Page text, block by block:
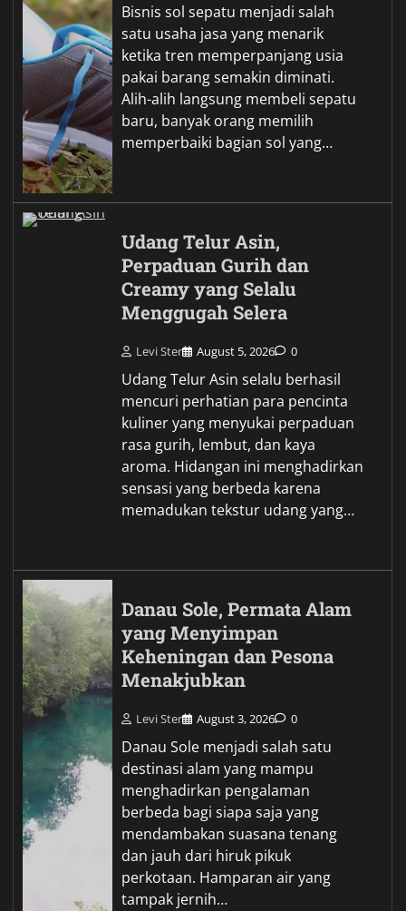
Bisnis sol sepatu menjadi salah
satu usaha jasa yang menarik
ketika tren memperpanjang usia
pakai barang semakin diminati.
Alih-alih langsung membeli sepatu
baru, banyak orang memilih
memperbaiki bagian sol yang…
Udang Telur Asin,
Perpaduan Gurih dan
Creamy yang Selalu
Menggugah Selera
Levi Ster August 5, 2026 0
Udang Telur Asin selalu berhasil
mencuri perhatian para pencinta
kuliner yang menyukai perpaduan
rasa gurih, lembut, dan kaya
aroma. Hidangan ini menghadirkan
sensasi yang berbeda karena
memadukan tekstur udang yang…
Danau Sole, Permata Alam
yang Menyimpan
Keheningan dan Pesona
Menakjubkan
Levi Ster August 3, 2026 0
Danau Sole menjadi salah satu
destinasi alam yang mampu
menghadirkan pengalaman
berbeda bagi siapa saja yang
mendambakan suasana tenang
dan jauh dari hiruk pikuk
perkotaan. Hamparan air yang
tampak jernih…